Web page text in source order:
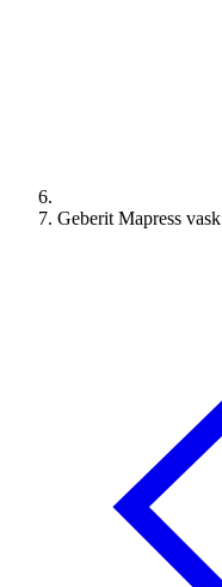
Geberit Mapress vask